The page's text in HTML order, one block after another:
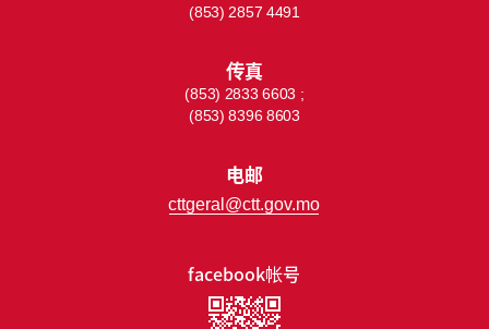
facebook帐号
(853) 2857 4491
传真
(853) 2833 6603 ;
(853) 8396 8603
电邮
cttgeral@ctt.gov.mo